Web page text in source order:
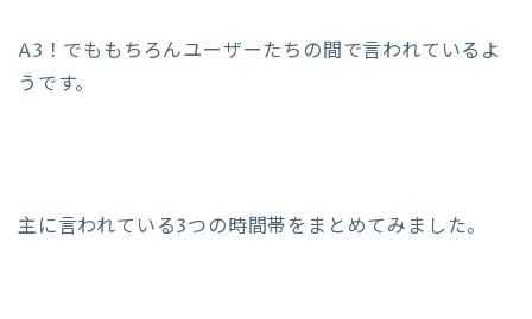
A3！でももちろんユーザーたちの間で言われているよ
うです。
主に言われている3つの時間帯をまとめてみました。